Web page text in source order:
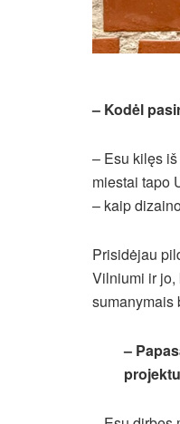
– Kodėl
– Esu kilęs
miestai tapo
– kaip
Prisidėjau
Vilniumi ir jo,
sumanymais
–